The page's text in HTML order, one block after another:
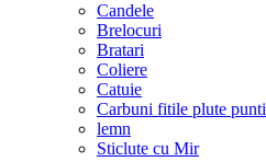
Candele
Brelocuri
Bratari
Coliere
Catuie
Carbuni fitile plute punti
lemn
Sticlute cu Mir